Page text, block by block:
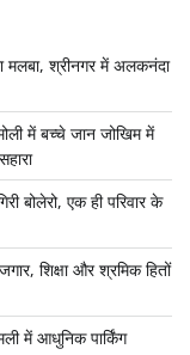
मलबा, श्रीनगर में अलकनंदा
में बच्चे जान जोखिम में
बोलेरो, एक ही परिवार के
शिक्षा और श्रमिक हितों
में आधुनिक पार्किंग